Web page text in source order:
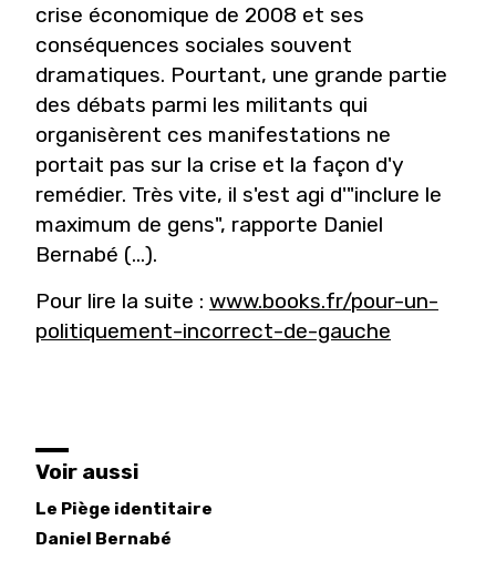
crise économique de 2008 et ses
conséquences sociales souvent
dramatiques. Pourtant, une grande partie
des débats parmi les militants qui
organisèrent ces manifestations ne
portait pas sur la crise et la façon d'y
remédier. Très vite, il s'est agi d'"inclure le
maximum de gens", rapporte Daniel
Bernabé (...).
Pour lire la suite : www.books.fr/pour-un-
politiquement-incorrect-de-gauche
Voir aussi
Le Piège identitaire
Daniel Bernabé